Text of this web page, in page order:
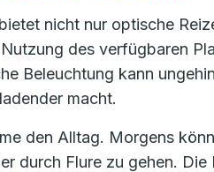
nicht nur optische
des verfügbaren
Beleuchtung kann
macht.
den Alltag. Morgens
durch Flure zu gehen.